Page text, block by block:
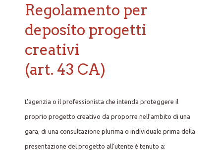
Regolamento per
deposito progetti
creativi
(art. 43 CA)
L’agenzia o il professionista che intenda proteggere il
proprio progetto creativo da proporre nell’ambito di una
gara, di una consultazione plurima o individuale prima della
presentazione del progetto all’utente è tenuto a: